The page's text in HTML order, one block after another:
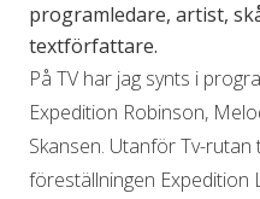
programledare, artist,
textförfattare.
På TV har jag synts i
Expedition Robinson,
Skansen. Utanför Tv-
föreställningen Expedition